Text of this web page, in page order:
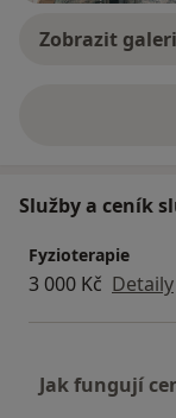
Zobrazit
Služby a ceník
Fyzioterapie
3 000 Kč Detaily
Jak fungují